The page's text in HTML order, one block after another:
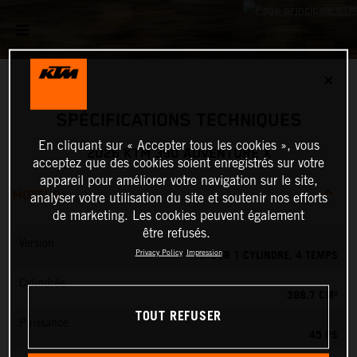
2026 KTM 390 ADVENTURE X
MOTEUR
MOTEUR 1 CYLINDRE, 4 TEMPS
Cylindrée
En cliquant sur « Accepter tous les cookies », vous
acceptez que des cookies soient enregistrés sur votre
appareil pour améliorer votre navigation sur le site,
analyser votre utilisation du site et soutenir nos efforts
de marketing. Les cookies peuvent également
être refusés.
Privacy Policy Impression
TOUT REFUSER